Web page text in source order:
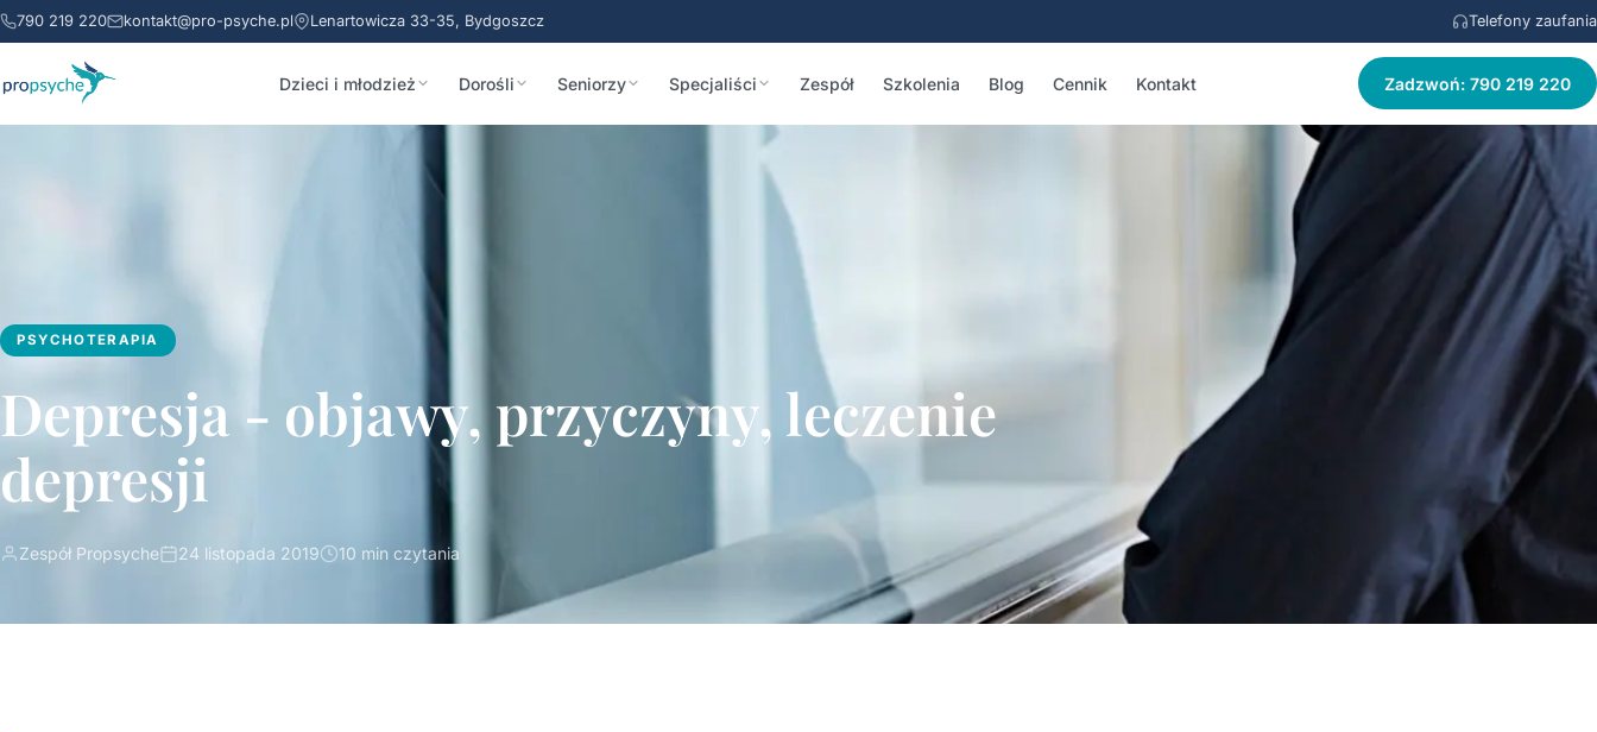
790 219 220 kontakt@pro-psyche.pl Lenartowicza 33-35, Bydgoszcz Telefony zaufania
Dzieci i młodzież Dorośli Seniorzy Specjaliści Zespół Szkolenia Blog Cennik Kontakt Zadzwoń: 790 219 220
PSYCHOTERAPIA
Depresja - objawy, przyczyny, leczenie
depresji
Zespół Propsyche 24 listopada 2019 10 min czytania